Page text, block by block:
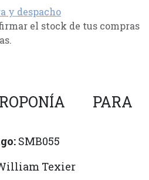
y despacho
el stock de tus compras
PARA
SMB055
Texier